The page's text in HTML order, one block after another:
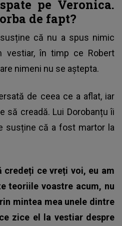
pe Veronica.
de fapt?
că nu a spus nimic
vestiar, în timp ce Robert
nimeni nu se aștepta.
de ceea ce a aflat, iar
să creadă. Lui Dorobanțu îi
susține că a fost martor la
credeți ce vreți voi, eu am
teoriile voastre acum, nu
mintea mea unele dintre
zice el la vestiar despre